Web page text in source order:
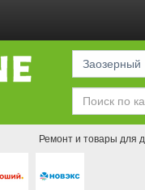
Заозерный
Ремонт и товары для